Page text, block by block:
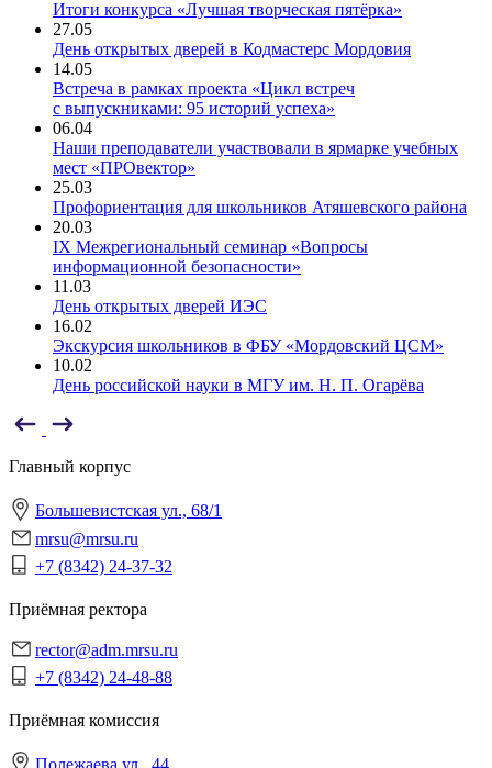
Итоги конкурса «Лучшая творческая пятёрка»
27.05
День открытых дверей в Кодмастерс Мордовия
14.05
Встреча в рамках проекта «Цикл встреч
с выпускниками: 95 историй успеха»
06.04
Наши преподаватели участвовали в ярмарке учебных
мест «ПРОвектор»
25.03
Профориентация для школьников Атяшевского района
20.03
IX Межрегиональный семинар «Вопросы
информационной безопасности»
11.03
День открытых дверей ИЭС
16.02
Экскурсия школьников в ФБУ «Мордовский ЦСМ»
10.02
День российской науки в МГУ им. Н. П. Огарёва
Главный корпус
Большевистская ул., 68/1
mrsu@mrsu.ru
+7 (8342) 24-37-32
Приёмная ректора
rector@adm.mrsu.ru
+7 (8342) 24-48-88
Приёмная комиссия
Полежаева ул., 44